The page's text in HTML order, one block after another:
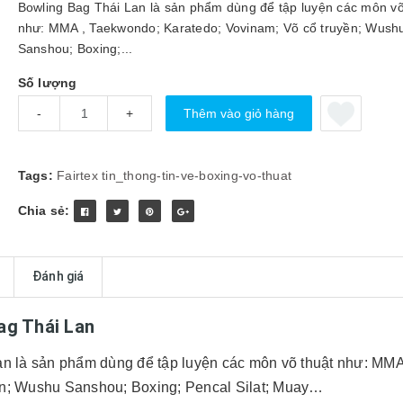
Bowling Bag Thái Lan là sản phẩm dùng để tập luyện các môn
như: MMA , Taekwondo; Karatedo; Vovinam; Võ cổ truyền;
Sanshou; Boxing;...
Số lượng
- + Thêm vào giỏ hàng
Tags: Fairtex tin_thong-tin-ve-boxing-vo-thuat
Chia sẻ:
Đánh giá
Thái Lan
là sản phẩm dùng để tập luyện các môn võ thuật như:
Wushu Sanshou; Boxing; Pencal Silat; Muay…